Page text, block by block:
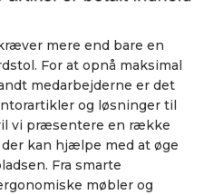
mere end bare en
For at opnå maksimal
medarbejderne er det
og løsninger til
vi præsentere en række
kan hjælpe med at øge
Fra smarte
møbler og